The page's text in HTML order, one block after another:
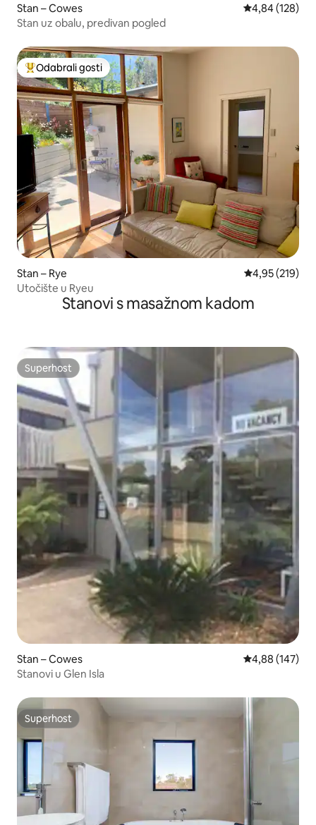
Stan – Cowes Prosječna
4,84 (128)
Stan uz obalu, predivan pogled
Među najviše rangiranima s oznakom „Odabrali gosti”
Odabrali gosti
Stan – Rye Prosječna
4,95 (219)
Utočište u Ryeu
Stanovi s masažnom kadom
Superhost
Superhost
Stan – Cowes Prosječna
4,88 (147)
Stanovi u Glen Isla
Superhost
Superhost